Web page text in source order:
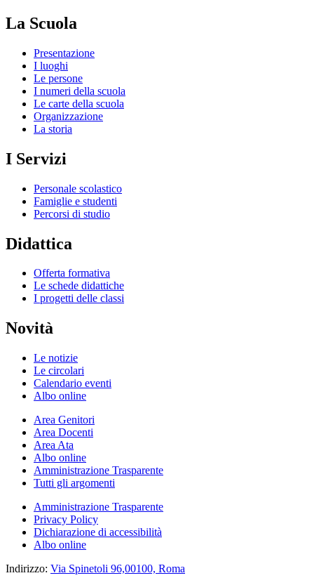
La Scuola
Presentazione
I luoghi
Le persone
I numeri della scuola
Le carte della scuola
Organizzazione
La storia
I Servizi
Personale scolastico
Famiglie e studenti
Percorsi di studio
Didattica
Offerta formativa
Le schede didattiche
I progetti delle classi
Novità
Le notizie
Le circolari
Calendario eventi
Albo online
Area Genitori
Area Docenti
Area Ata
Albo online
Amministrazione Trasparente
Tutti gli argomenti
Amministrazione Trasparente
Privacy Policy
Dichiarazione di accessibilità
Albo online
Indirizzo: Via Spinetoli 96,00100, Roma